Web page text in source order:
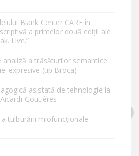
Blank Center CARE în
a primelor două ediții ale
Live.”
analiză a trăsăturilor semantice
expresive (tip Broca)
asistată de tehnologie la
Goutières
tulburării miofuncționale.